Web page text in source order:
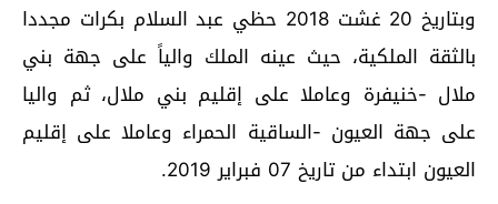
وبتاريخ 20 غشت 2018 حظي عبد السلام بكرات مجددا
بالثقة الملكية، حيث عينه الملك والياً على جهة بني
ملال -خنيفرة وعاملا على إقليم بني ملال، ثم واليا
على جهة العيون -الساقية الحمراء وعاملا على إقليم
العيون ابتداء من تاريخ 07 فبراير 2019.